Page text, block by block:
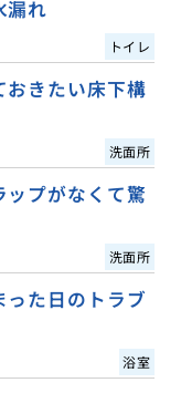
漏れ
トイレ
おきたい床下構
洗面所
ップがなくて驚
洗面所
った日のトラブ
浴室